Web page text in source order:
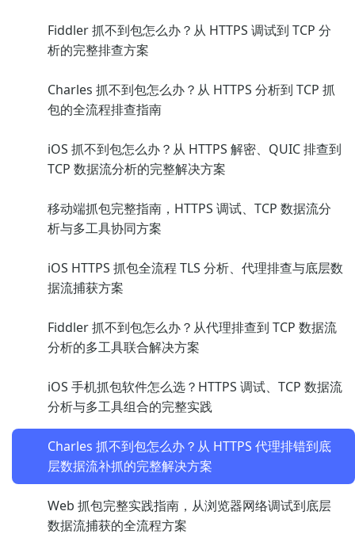
Fiddler 抓不到包怎么办？从 HTTPS 调试到 TCP 分
析的完整排查方案
Charles 抓不到包怎么办？从 HTTPS 分析到 TCP 抓
包的全流程排查指南
iOS 抓不到包怎么办？从 HTTPS 解密、QUIC 排查到
TCP 数据流分析的完整解决方案
移动端抓包完整指南，HTTPS 调试、TCP 数据流分
析与多工具协同方案
iOS HTTPS 抓包全流程 TLS 分析、代理排查与底层数
据流捕获方案
Fiddler 抓不到包怎么办？从代理排查到 TCP 数据流
分析的多工具联合解决方案
iOS 手机抓包软件怎么选？HTTPS 调试、TCP 数据流
分析与多工具组合的完整实践
Charles 抓不到包怎么办？从 HTTPS 代理排错到底
层数据流补抓的完整解决方案
Web 抓包完整实践指南，从浏览器网络调试到底层
数据流捕获的全流程方案